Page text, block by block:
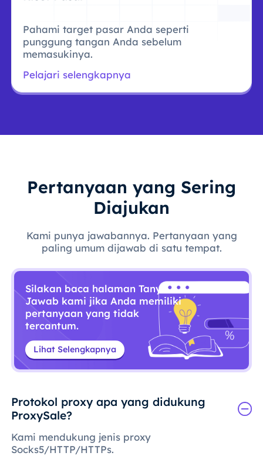
Pahami target pasar Anda seperti
punggung tangan Anda sebelum
memasukinya.
Pelajari selengkapnya
Pertanyaan yang Sering
Diajukan
Kami punya jawabannya. Pertanyaan yang
paling umum dijawab di satu tempat.
Silakan baca halaman Tanya
Jawab kami jika Anda memiliki
pertanyaan yang tidak
tercantum.
Lihat Selengkapnya
Protokol proxy apa yang didukung
ProxySale?
Kami mendukung jenis proxy
Socks5/HTTP/HTTPs.